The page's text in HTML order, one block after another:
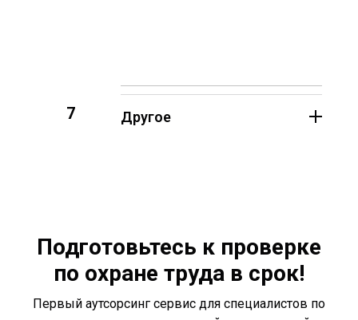
7 Другое
Подготовьтесь к проверке
по охране труда в срок!
Первый аутсорсинг сервис для специалистов по